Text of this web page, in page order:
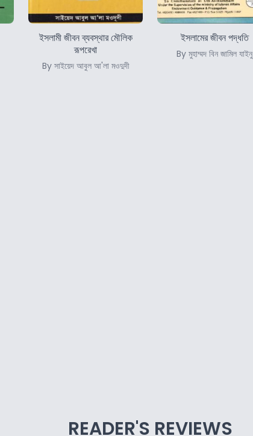
ইসলামী জীবন ব্যবস্থার মৌলিক
রূপরেখা
By সাইয়েদ আবুল আ'লা মওদুদী
ইসলামের জীবন পদ্ধতি
By মুহাম্মদ বিন জামিল যাইনু
READER'S REVIEWS